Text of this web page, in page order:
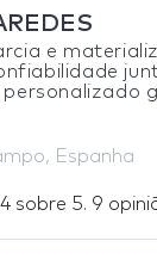
e
Espanha
sobre 5. 9